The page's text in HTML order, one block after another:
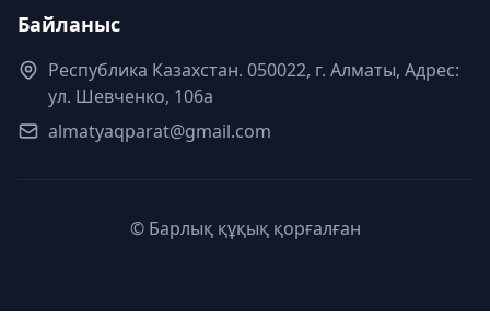
Байланыс
Республика Казахстан. 050022, г. Алматы, Адрес:
ул. Шевченко, 106а
almatyaqparat@gmail.com
© Барлық құқық қорғалған